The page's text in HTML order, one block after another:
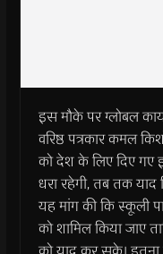
इस मौके पर ग्लोबल
वरिष्ठ पत्रकार कमल
को देश के लिए दिए गए
धरा रहेगी, तब तक याद
यह मांग की कि स्कूली
को शामिल किया जाए